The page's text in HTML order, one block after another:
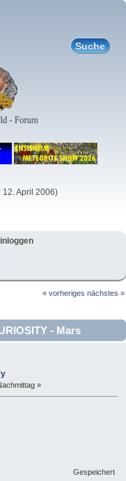
12. April 2006)
« vorheriges nächstes »
- Mars
»
Gespeichert